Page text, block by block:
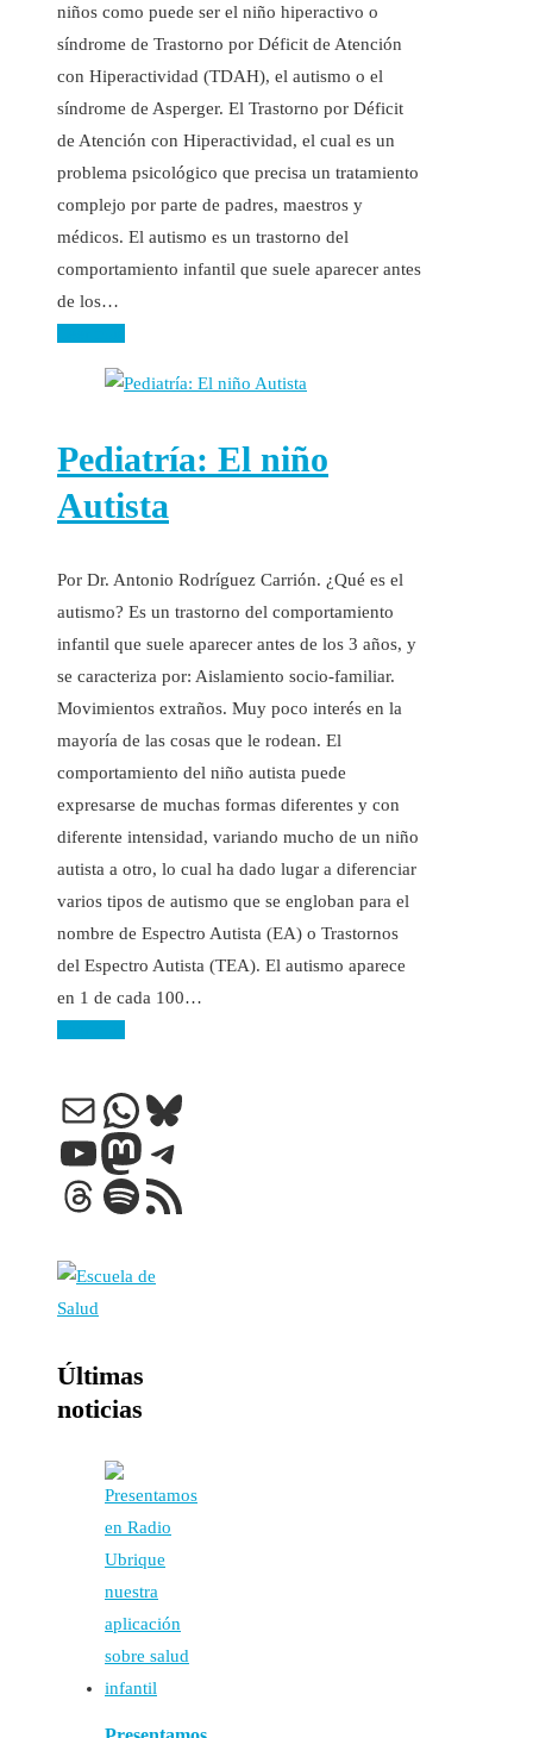
Noticias Sanitarias
Enlaces
Newsletter
niños como puede ser el niño hiperactivo o
síndrome de Trastorno por Déficit de Atención
con Hiperactividad (TDAH), el autismo o el
síndrome de Asperger. El Trastorno por Déficit
de Atención con Hiperactividad, el cual es un
problema psicológico que precisa un tratamiento
complejo por parte de padres, maestros y
médicos. El autismo es un trastorno del
comportamiento infantil que suele aparecer antes
de los…
Pediatría: El niño
Autista
Por Dr. Antonio Rodríguez Carrión. ¿Qué es el
autismo? Es un trastorno del comportamiento
infantil que suele aparecer antes de los 3 años, y
se caracteriza por: Aislamiento socio-familiar.
Movimientos extraños. Muy poco interés en la
mayoría de las cosas que le rodean. El
comportamiento del niño autista puede
expresarse de muchas formas diferentes y con
diferente intensidad, variando mucho de un niño
autista a otro, lo cual ha dado lugar a diferenciar
varios tipos de autismo que se engloban para el
nombre de Espectro Autista (EA) o Trastornos
del Espectro Autista (TEA). El autismo aparece
en 1 de cada 100…
Correo electrónico
WhatsApp
Bluesky
YouTube
Mastodon
Telegram
Threads
Spotify
Feed RSS
Últimas
noticias